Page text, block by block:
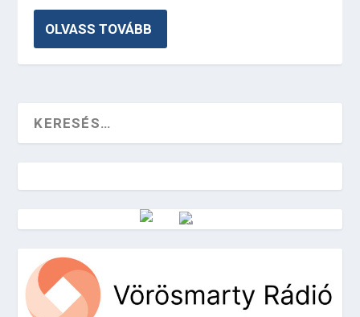
OLVASS TOVÁBB
Vörösmarty Rádió